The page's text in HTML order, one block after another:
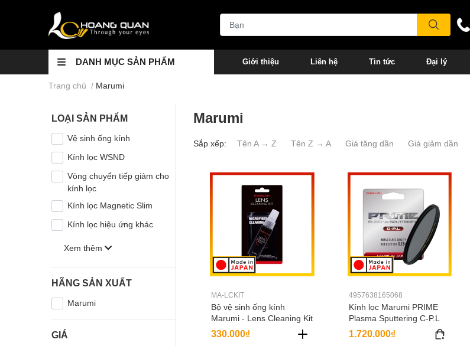
DANH MỤC SẢN PHẨM Giới thiệu Liên hệ Tin tức Đại lý
Trang chủ / Marumi
LOẠI SẢN PHẨM
Vệ sinh ống kính
Kính lọc WSND
Vòng chuyển tiếp giảm cho
kính lọc
Kính lọc Magnetic Slim
Kính lọc hiệu ứng khác
Xem thêm
HÃNG SẢN XUẤT
Marumi
GIÁ
Marumi
Sắp xếp: Tên A → Z Tên Z → A Giá tăng dần Giá giảm dần
MA-LCKIT
Bộ vệ sinh ống kính
Marumi - Lens Cleaning Kit
330.000₫
4957638165068
Kính lọc Marumi PRIME
Plasma Sputtering C-P.L
1.720.000₫